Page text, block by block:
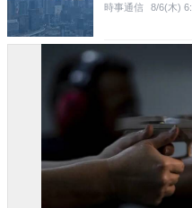
時事通信 8/6(木)